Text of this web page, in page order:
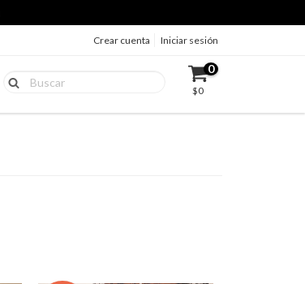
Crear cuenta Iniciar sesión
0
$0